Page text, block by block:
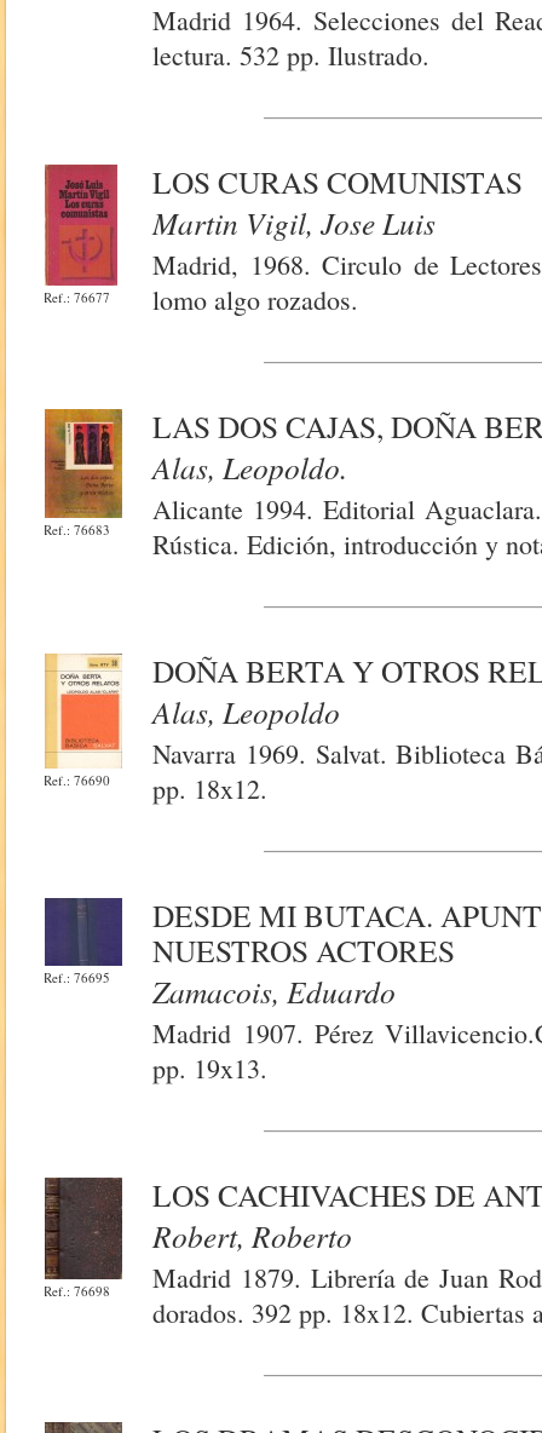
Madrid 1964. Selecciones del
lectura. 532 pp. Ilustrado.
Ref.: 76677
LOS CURAS COMUNISTAS
Martin Vigil, Jose Luis
Madrid, 1968. Circulo de
lomo algo rozados.
Ref.: 76683
LAS DOS CAJAS, DOÑA
Alas, Leopoldo.
Alicante 1994. Editorial
Rústica. Edición, introducción y
Ref.: 76690
DOÑA BERTA Y OTROS
Alas, Leopoldo
Navarra 1969. Salvat. Biblioteca
pp. 18x12.
Ref.: 76695
DESDE MI BUTACA.
NUESTROS ACTORES
Zamacois, Eduardo
Madrid 1907. Pérez
pp. 19x13.
Ref.: 76698
LOS CACHIVACHES DE
Robert, Roberto
Madrid 1879. Librería de Juan
dorados. 392 pp. 18x12. Cubiertas